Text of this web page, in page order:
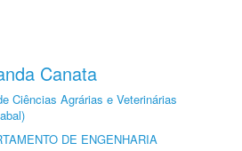
Canata
Ciências Agrárias e Veterinárias
DE ENGENHARIA